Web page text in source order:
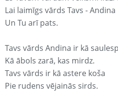
Lai laimīgs vārds Tavs - Andina
Un Tu arī pats.
Tavs vārds Andina ir kā
Kā ābols zarā, kas mirdz.
Tavs vārds ir kā astere koša
Pie rudens vējainās sirds.